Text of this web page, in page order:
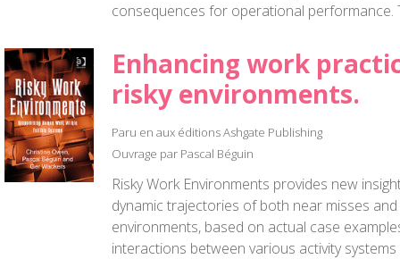
consequences for operational
Enhancing work
risky environments.
Paru en aux éditions Ashgate Publishing
Ouvrage par Pascal Béguin
Risky Work Environments provides new
dynamic trajectories of both near misses
environments, based on actual case
interactions between various activity